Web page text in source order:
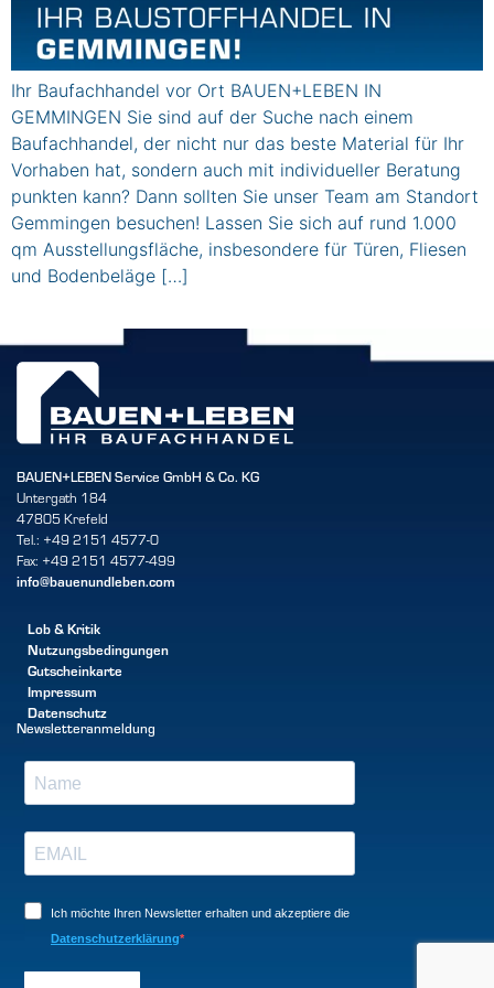
Ihr Baufachhandel vor Ort BAUEN+LEBEN IN
GEMMINGEN Sie sind auf der Suche nach einem
Baufachhandel, der nicht nur das beste Material für Ihr
Vorhaben hat, sondern auch mit individueller Beratung
punkten kann? Dann sollten Sie unser Team am Standort
Gemmingen besuchen! Lassen Sie sich auf rund 1.000
qm Ausstellungsfläche, insbesondere für Türen, Fliesen
und Bodenbeläge […]
BAUEN+LEBEN Service GmbH & Co. KG
Untergath 184
47805 Krefeld
Tel.: +49 2151 4577-0
Fax: +49 2151 4577-499
info@bauenundleben.com
Lob & Kritik
Nutzungsbedingungen
Gutscheinkarte
Impressum
Datenschutz
Newsletteranmeldung
Ich möchte Ihren Newsletter erhalten und akzeptiere die
Datenschutzerklärung